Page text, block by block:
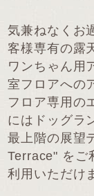
気兼ねなくお
客様専有の露
ワンちゃん用
室フロアへの
フロア専用の
にはドッグラ
最上階の展望
Terrace" をご
利用いただけ